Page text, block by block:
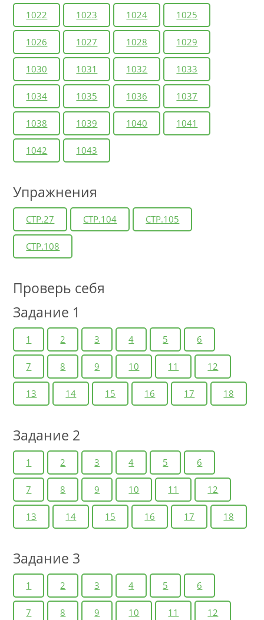
1022 1023 1024 1025
1026 1027 1028 1029
1030 1031 1032 1033
1034 1035 1036 1037
1038 1039 1040 1041
1042 1043
Упражнения
СТР.27 СТР.104 СТР.105
СТР.108
Проверь себя
Задание 1
1 2 3 4 5 6
7 8 9 10 11 12
13 14 15 16 17 18
Задание 2
1 2 3 4 5 6
7 8 9 10 11 12
13 14 15 16 17 18
Задание 3
1 2 3 4 5 6
7 8 9 10 11 12